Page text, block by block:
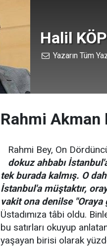
Halil
Yazarın Tüm
Rahmi Akman
Rahmi Bey, On
dokuz ahbabı
tek burada kalmış. O
İstanbul'a müştaktır,
vakit ona denilse
Üstadımıza tâbi oldu.
bu satırları okuyup
yaşayan birisi olarak